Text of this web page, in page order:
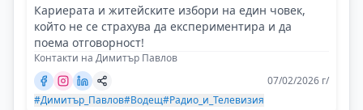
Кариерата и житейските избори на един човек,
който не се страхува да експериментира и да
поема отговорност!
Контакти на Димитър Павлов
07/02/2026 г/
#Димитър_Павлов#Водещ#Радио_и_Телевизия